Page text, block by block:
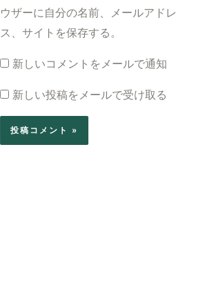
*
ウザーに自分の名前、メールアドレ
ス、サイトを保存する。
新しいコメントをメールで通知
新しい投稿をメールで受け取る